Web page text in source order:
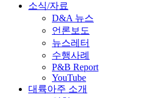
소식/자료
D&A 뉴스
언론보도
뉴스레터
수행사례
P&B Report
YouTube
대륙아주 소개